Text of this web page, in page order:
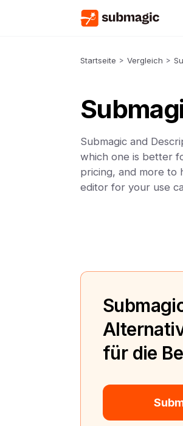
Startseite > Vergleich >
Submagic and
which one is better
pricing, and more to
editor for your use
für die